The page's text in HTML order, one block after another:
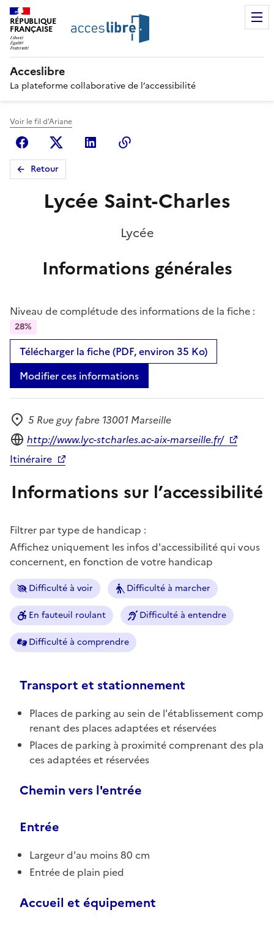
RÉPUBLIQUE
FRANÇAISE
Acceslibre
La plateforme collaborative de l’accessibilité
Voir le fil d'Ariane
FacebookX (anciennement Twitter)
Linkedin
Retour
Lycée Saint-Charles
Lycée
Informations générales
Niveau de complétude des informations de la fiche :
28%
Télécharger la fiche (PDF, environ 35 Ko)
Modifier ces informations
Adresse
5 Rue guy fabre 13001 Marseille
Site internet
http://www.lyc-stcharles.ac-aix-marseille.fr/
Itinéraire
Informations sur l’accessibilité
Filtrer par type de handicap :
Affichez uniquement les infos d'accessibilité qui vous
concernent, en fonction de votre handicap
Difficulté à voir Difficulté à marcher
En fauteuil roulant Difficulté à entendre
Difficulté à comprendre
Transport et stationnement
Places de parking au sein de l'établissement comp
renant des places adaptées et réservées
Places de parking à proximité comprenant des pla
ces adaptées et réservées
Chemin vers l'entrée
Entrée
Largeur d'au moins 80 cm
Entrée de plain pied
Accueil et équipement